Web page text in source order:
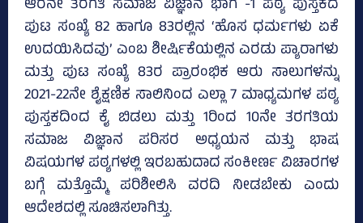
ಆರನೇ ತರಗತಿ ಸಮಾಜ ವಿಜ್ಞಾನ ಭಾಗ -1 ಪಠ್ಯ ಪುಸ್ತಕದ
ಪುಟ ಸಂಖ್ಯೆ 82 ಹಾಗೂ 83ರಲ್ಲಿನ ‘ಹೊಸ ಧರ್ಮಗಳು ಏಕೆ
ಉದಯಿಸಿದವು’ ಎಂಬ ಶೀರ್ಷಿಕೆಯಲ್ಲಿನ ಎರಡು ಪ್ಯಾರಾಗಳು
ಮತ್ತು ಪುಟ ಸಂಖ್ಯೆ 83ರ ಪ್ರಾರಂಭಿಕ ಆರು ಸಾಲುಗಳನ್ನು
2021-22ನೇ ಶೈಕ್ಷಣಿಕ ಸಾಲಿನಿಂದ ಎಲ್ಲಾ 7 ಮಾಧ್ಯಮಗಳ ಪಠ್ಯ
ಪುಸ್ತಕದಿಂದ ಕೈ ಬಿಡಲು ಮತ್ತು 1ರಿಂದ 10ನೇ ತರಗತಿಯ
ಸಮಾಜ ವಿಜ್ಞಾನ ಪರಿಸರ ಅಧ್ಯಯನ ಮತ್ತು ಭಾಷ
ವಿಷಯಗಳ ಪಠ್ಯಗಳಲ್ಲಿ ಇರಬಹುದಾದ ಸಂಕೀರ್ಣ ವಿಚಾರಗಳ
ಬಗ್ಗೆ ಮತ್ತೊಮ್ಮೆ ಪರಿಶೀಲಿಸಿ ವರದಿ ನೀಡಬೇಕು ಎಂದು
ಆದೇಶದಲ್ಲಿ ಸೂಚಿಸಲಾಗಿತ್ತು.